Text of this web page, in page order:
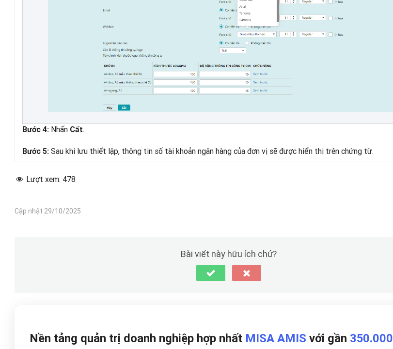
Bước 4: Nhấn Cất.
Bước 5: Sau khi lưu thiết lập, thông tin số tài khoản ngân hàng của đơn vị sẽ được hiển thị trên chứng từ.
Lượt xem: 478
Cập nhật 29/10/2025
Bài viết này hữu ích chứ?
Nền tảng quản trị doanh nghiệp hợp nhất MISA AMIS với gần 350.000